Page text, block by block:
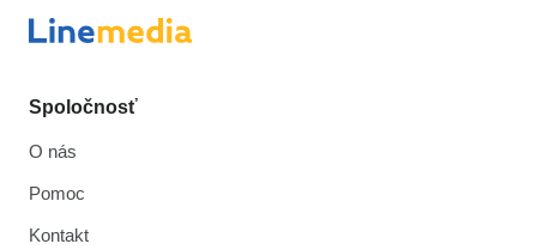
Spoločnosť
O nás
Pomoc
Kontakt